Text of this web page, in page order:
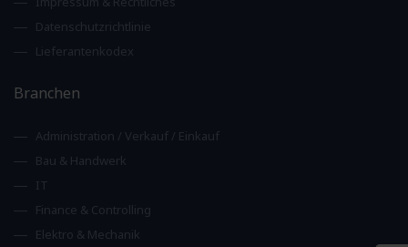
Datenschutzrichtlinie
Lieferantenkodex
Branchen
Administration / Verkauf / Einkauf
Bau & Handwerk
IT
Finance & Controlling
Elektro & Mechanik